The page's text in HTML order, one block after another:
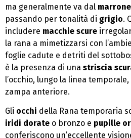
ma generalmente va dal marrone
passando per tonalità di grigio.
includere macchie scure
la rana a mimetizzarsi con
foglie cadute e detriti del
è la presenza di una striscia
l’occhio, lungo la linea
zampa anteriore.
Gli occhi della Rana temporaria
iridi dorate o bronzo e pupille
conferiscono un’eccellente